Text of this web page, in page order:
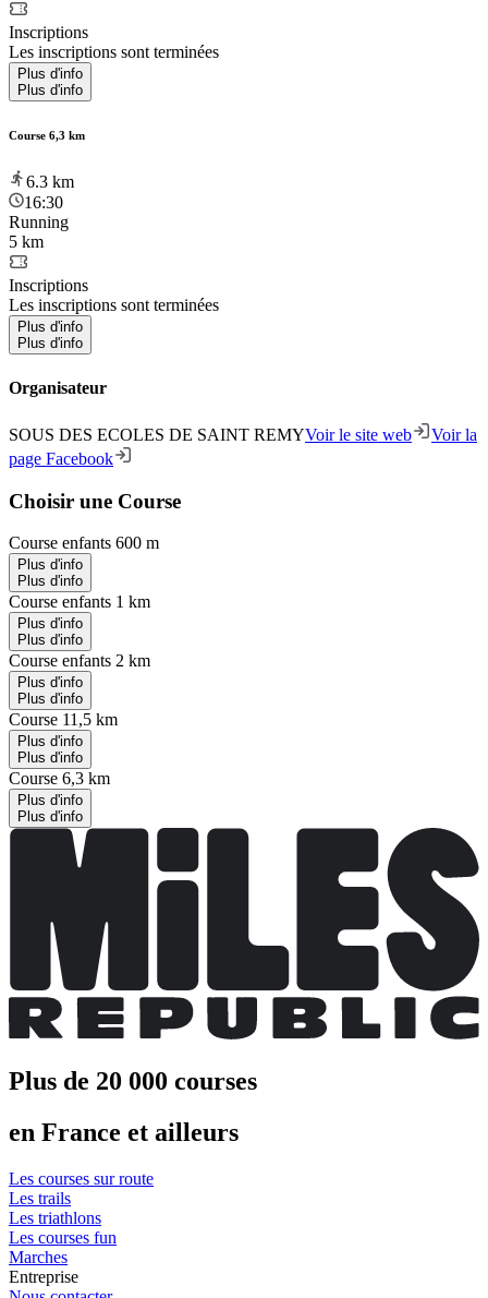
Inscriptions
Les inscriptions sont terminées
Plus d'info
Plus d'info
Course 6,3 km
6.3 km
16:30
Running
5 km
Inscriptions
Les inscriptions sont terminées
Plus d'info
Plus d'info
Organisateur
SOUS DES ECOLES DE SAINT REMYVoir le site web
Voir la
page Facebook
Choisir une Course
Course enfants 600 m
Plus d'info
Plus d'info
Course enfants 1 km
Plus d'info
Plus d'info
Course enfants 2 km
Plus d'info
Plus d'info
Course 11,5 km
Plus d'info
Plus d'info
Course 6,3 km
Plus d'info
Plus d'info
Plus de 20 000 courses
en France et ailleurs
Les courses sur route
Les trails
Les triathlons
Les courses fun
Marches
Entreprise